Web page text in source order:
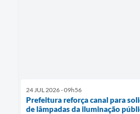
24 JUL 2026 - 09h56
Prefeitura reforça canal para
de lâmpadas da iluminação